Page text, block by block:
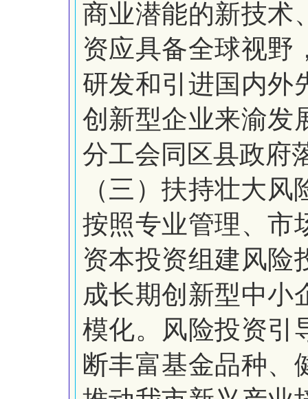
商业潜能的新技术
资应具备全球视野
研发和引进国内外
创新型企业来渝发
分工会同区县政府
（三）扶持壮大风
按照专业管理、市
资本投资组建风险
成长期创新型中小
模化。风险投资引
断丰富基金品种、